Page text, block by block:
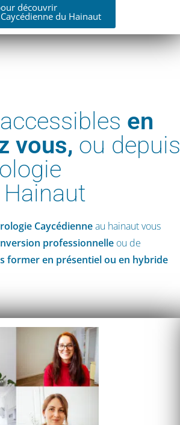
découvrir
du Hainaut
en
vous, ou depuis
Caycédienneau hainaut vous
professionnelle ou de
former en présentiel ou en hybride